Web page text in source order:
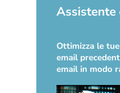
Assistente
Ottimizza le
email
email in modo